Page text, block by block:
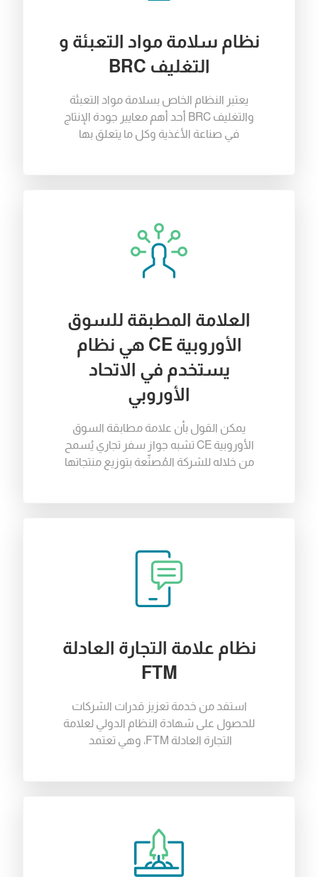
نظام سلامة مواد التعبئة و
التغليف BRC
يعتبر النظام الخاص بسلامة مواد التعبئة
والتغليف BRC أحد أهم معايير جودة الإنتاج
في صناعة الأغذية وكل ما يتعلق بها
العلامة المطبقة للسوق
الأوروبية CE هي نظام
يستخدم في الاتحاد
الأوروبي
يمكن القول بأن علامة مطابقة السوق
الأوروبية CE تشبه جواز سفر تجاري يُسمح
من خلاله للشركة المُصنِّعة بتوزيع منتجاتها
نظام علامة التجارة العادلة
FTM
استفد من خدمة تعزيز قدرات الشركات
للحصول على شهادة النظام الدولي لعلامة
التجارة العادلة FTM ، وهي تعتمد